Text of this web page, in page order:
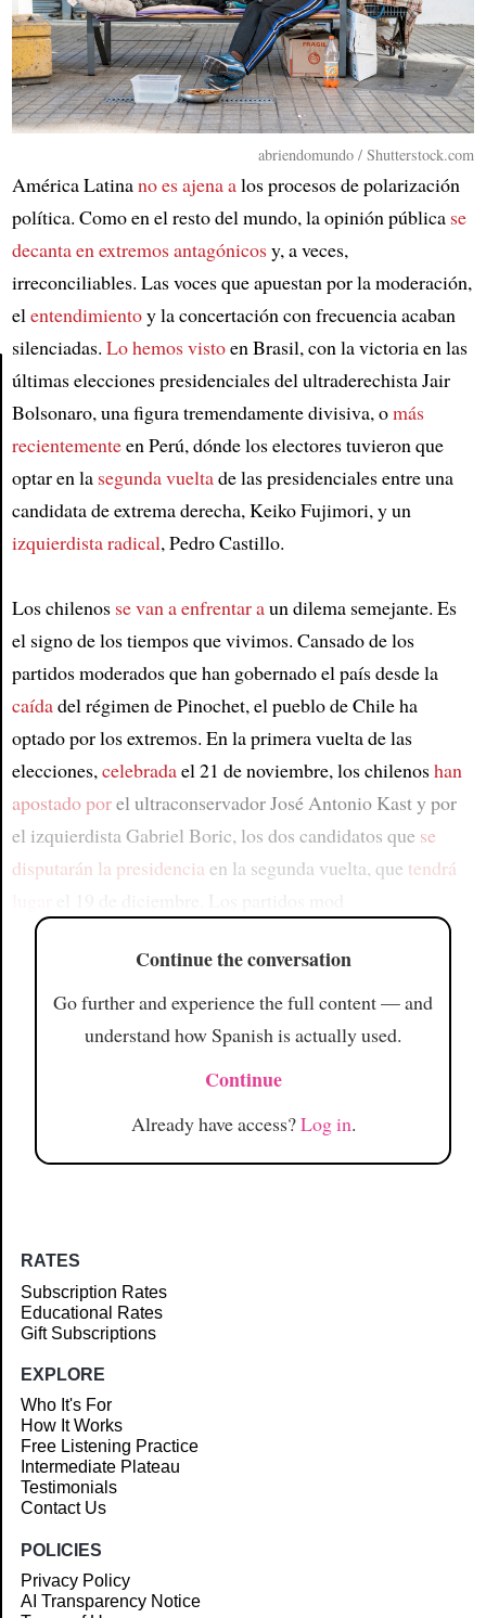
Article
abriendomundo / Shutterstock.com
América Latinano es ajena alos procesos de polarización
política. Como en el resto del mundo, la opinión pública se
decanta en extremos antagónicosy, a veces,
irreconciliables. Las voces que apuestan por la moderación,
elentendimientoy la concertación con frecuencia acaban
silenciadas. Lo hemos vistoen Brasil, con la victoria en las
últimas elecciones presidenciales del ultraderechista Jair
Bolsonaro, una figura tremendamente divisiva, omás
recientementeen Perú, dónde los electores tuvieron que
optar en la segunda vueltade las presidenciales entre una
candidata de extrema derecha, Keiko Fujimori, y un
izquierdista radical, Pedro Castillo.
Los chilenos se van a enfrentar aun dilema semejante. Es
el signo de los tiempos que vivimos. Cansado de los
partidos moderados que han gobernado el país desde la
caídadel régimen de Pinochet, el pueblo de Chile ha
optado por los extremos. En la primera vuelta de las
elecciones,celebradael 21 de noviembre, los chilenoshan
apostado porel ultraconservador José Antonio Kast y por
el izquierdista Gabriel Boric, los dos candidatos que se
disputarán la presidencia en la segunda vuelta, que tendrá
Continue the conversation
Go further and experience the full content — and
understand how Spanish is actually used.
Continue
Already have access?Log in.
RATES
Subscription Rates
Educational Rates
Gift Subscriptions
EXPLORE
Who It's For
How It Works
Free Listening Practice
Intermediate Plateau
Testimonials
Contact Us
POLICIES
Privacy Policy
AI Transparency Notice